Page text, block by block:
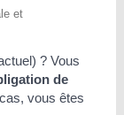
et
? Vous
de
vous êtes